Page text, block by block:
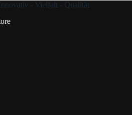
- Vielfalt - Qualität